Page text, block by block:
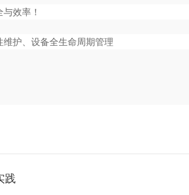
效率！
护、设备全生命周期管理
践